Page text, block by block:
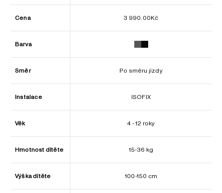
KOUPIT
Cena 3 990.00Kč
Barva
Směr Po směru jízdy
Instalace ISOFIX
Věk 4 - 12 roky
Hmotnost dítěte 15-36 kg
Výška dítěte 100-150 cm